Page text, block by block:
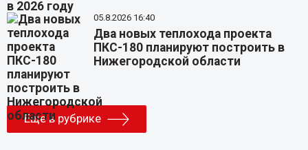
05.8.2026 16:40
Два новых теплохода проекта
ПКС-180 планируют построить в
Нижегородской области
Еще в рубрике